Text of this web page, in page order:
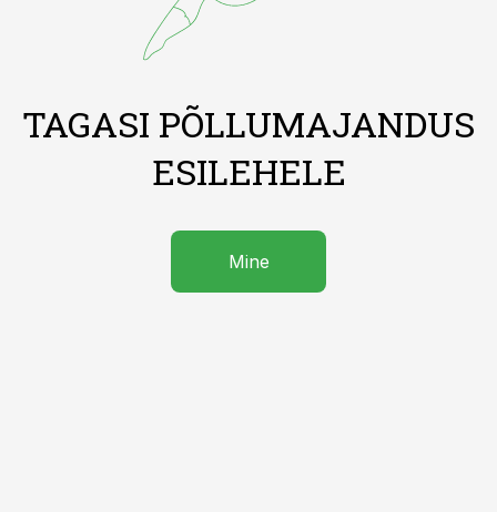
TAGASI PÕLLUMAJANDUS
ESILEHELE
Mine